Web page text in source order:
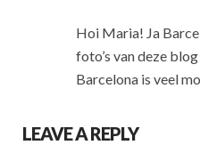
Hoi Maria! Ja
foto’s van deze
Barcelona is veel
LEAVE A REPLY